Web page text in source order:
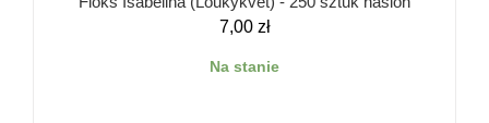
7,00 zł
Na stanie